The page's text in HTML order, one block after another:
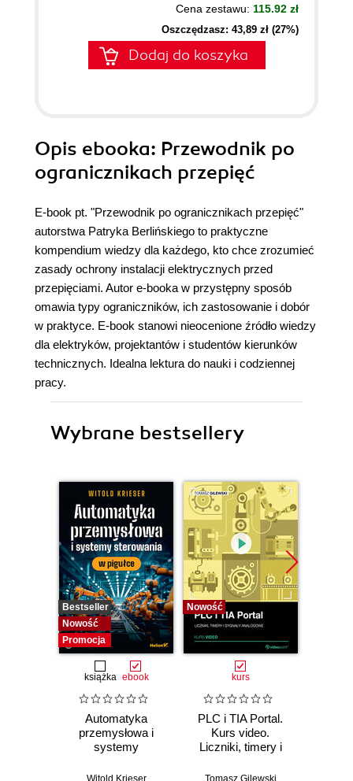
Cena zestawu: 115.92 zł
Oszczędzasz: 43,89 zł (27%)
Dodaj do koszyka
Opis ebooka: Przewodnik po
ogranicznikach przepięć
E-book pt. "Przewodnik po ogranicznikach przepięć"
autorstwa Patryka Berlińskiego to praktyczne
kompendium wiedzy dla każdego, kto chce zrozumieć
zasady ochrony instalacji elektrycznych przed
przepięciami. Autor e-booka w przystępny sposób
omawia typy ograniczników, ich zastosowanie i dobór
w praktyce. E-book stanowi nieocenione źródło wiedzy
dla elektryków, projektantów i studentów kierunków
technicznych. Idealna lektura do nauki i codziennej
pracy.
Wybrane bestsellery
Bestseller
Nowość
Promocja
książka ebook
Automatyka
przemysłowa i
systemy
pigułce
Nowość
kurs
PLC i TIA Portal.
Kurs video.
Liczniki, timery i